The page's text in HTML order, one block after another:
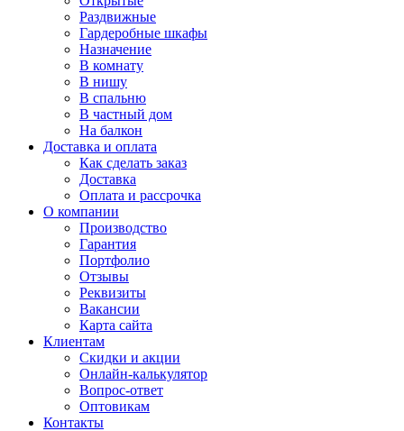
Раздвижные
Гардеробные шкафы
Назначение
В комнату
В нишу
В спальню
В частный дом
На балкон
Доставка и оплата
Как сделать заказ
Доставка
Оплата и рассрочка
О компании
Производство
Гарантия
Портфолио
Отзывы
Реквизиты
Вакансии
Карта сайта
Клиентам
Скидки и акции
Онлайн-калькулятор
Вопрос-ответ
Оптовикам
Контакты